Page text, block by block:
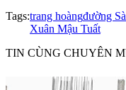
Tags:trang hoàngđường
Xuân Mậu Tuất
TIN CÙNG CHUYÊN